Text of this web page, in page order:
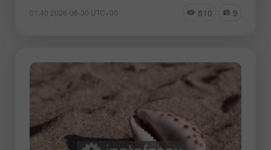
01:40 2026-06-30 UTC+00 810 9